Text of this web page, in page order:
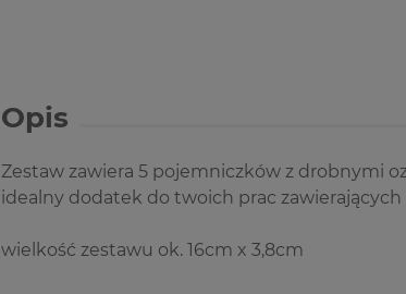
Opis
Zestaw zawiera 5 pojemniczków z drobnymi
idealny dodatek do twoich prac zawierających
wielkość zestawu ok. 16cm x 3,8cm